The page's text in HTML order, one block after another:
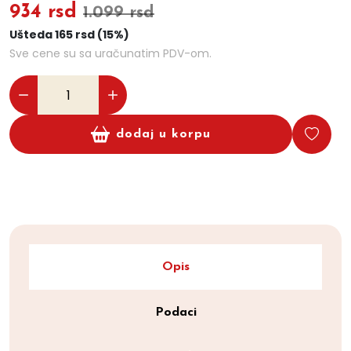
934 rsd 1.099 rsd
Ušteda 165 rsd (15%)
Sve cene su sa uračunatim PDV-om.
dodaj u korpu
Opis
Podaci